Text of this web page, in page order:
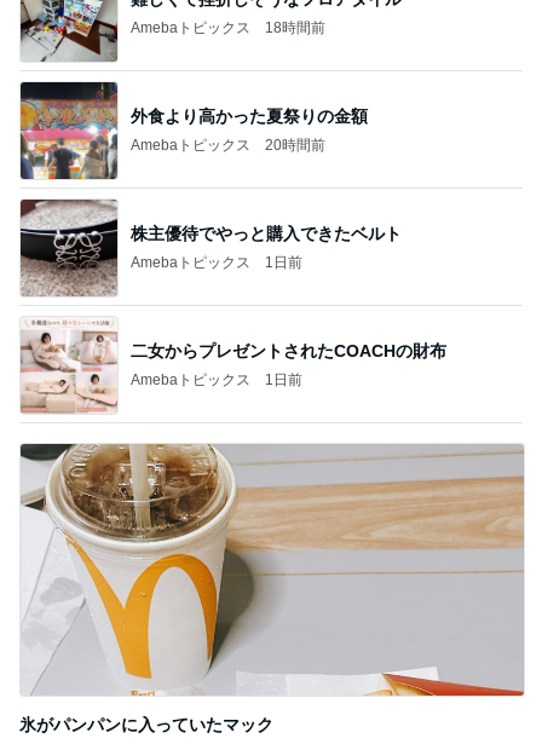
Amebaトピックス 18時間前
外食より高かった夏祭りの金額
Amebaトピックス 20時間前
株主優待でやっと購入できたベルト
Amebaトピックス 1日前
二女からプレゼントされたCOACHの財布
Amebaトピックス 1日前
氷がパンパンに入っていたマック